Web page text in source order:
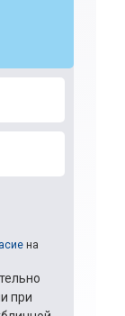
на
при